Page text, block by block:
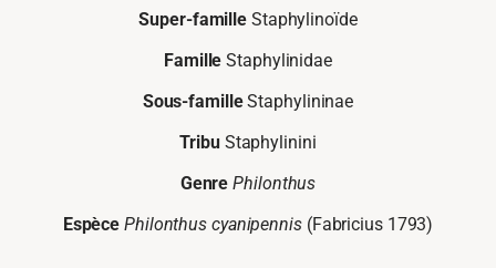
Super-famille Staphylinoïde
Famille Staphylinidae
Sous-familleStaphylininae
TribuStaphylinini
GenrePhilonthus
EspècePhilonthus cyanipennis(Fabricius 1793)